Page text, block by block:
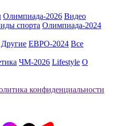
Олимпиада-2026 Видео
спорта Олимпиада-2024
Другие ЕВРО-2024 Все
ЧМ-2026 Lifestyle О
конфиденциальности